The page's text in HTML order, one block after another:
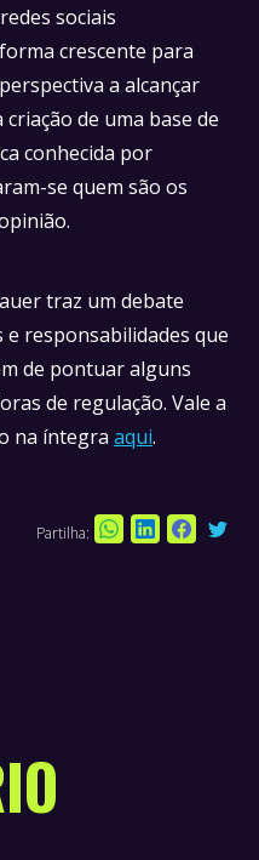
sociais
crescente para
a alcançar
de uma base de
conhecida por
se quem são os
traz um debate
responsabilidades que
de pontuar alguns
de regulação. Vale a
na íntegra aqui.
Partilha:
ShareShareShare